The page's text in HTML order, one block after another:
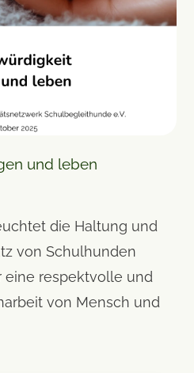
und leben
die Haltung und
von Schulhunden
eine respektvolle und
von Mensch und